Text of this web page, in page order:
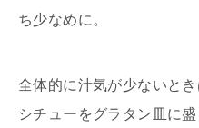
ち少なめに。
全体的に汁気が少ないと
シチューをグラタン皿に